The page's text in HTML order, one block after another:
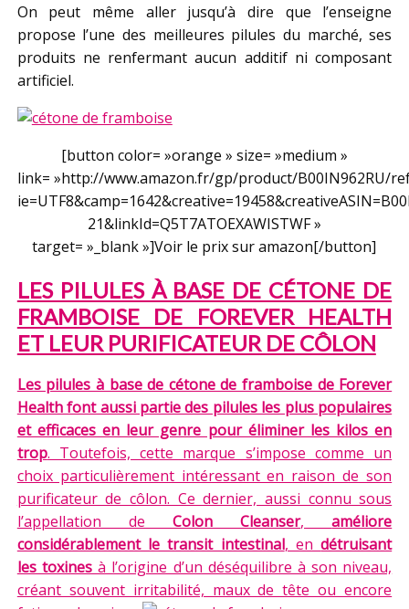
On peut même aller jusqu’à dire que l’enseigne
propose l’une des meilleures pilules du marché, ses
produits ne renfermant aucun additif ni composant
artificiel.
[button color= »orange » size= »medium »
link= »http://www.amazon.fr/gp/product/B00IN962RU/
21&linkId=Q5T7ATOEXAWISTWF »
target= »_blank »]Voir le prix sur amazon[/button]
LES PILULES À BASE DE CÉTONE DE
FRAMBOISE DE FOREVER HEALTH
ET LEUR PURIFICATEUR DE CÔLON
Les pilules à base de cétone de framboise de Forever
Health font aussi partie des pilules les plus populaires
et efficaces en leur genre pour éliminer les kilos en
trop. Toutefois, cette marque s’impose comme un
choix particulièrement intéressant en raison de son
purificateur de côlon. Ce dernier, aussi connu sous
l’appellation de Colon Cleanser,améliore
considérablement le transit intestinal, endétruisant
les toxinesà l’origine d’un déséquilibre à son niveau,
créant souvent irritabilité, maux de tête ou encore